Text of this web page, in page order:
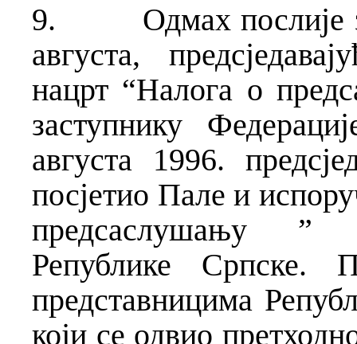
9.
Одмах послије
августа,
нацрт “Налога о
заступнику
августа 1996.
посјетио Пале и
предсаслушању ”
Републике Српске.
представницима
који се одвио